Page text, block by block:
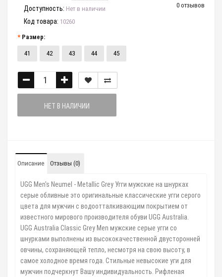
0 отзывов
Доступность: Нет в наличии
Код товара: 10260
Размер:
41 42 43 44 45
НЕТ В НАЛИЧИИ
Описание Отзывы (0)
UGG Men's Neumel - Metallic Grey Угги мужские на шнурках
серые обливные это оригинальные классические угги серого
цвета для мужчин с водоотталкивающим покрытием от
известного мирового производителя обуви UGG Australia.
UGG Australia Classic Grey Men мужские серые угги со
шнурками выполнены из высококачественной двусторонней
овчины, сохраняющей тепло, несмотря на свою высоту, в
самое холодное время года. Стильные невысокие уги для
мужчин подчеркнут Вашу индивидуальность. Рифленая